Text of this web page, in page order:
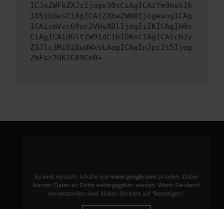
ICJoZWFkZXJzIjoge30sCiAgICAiYm9keSI6
IG51bGwsCiAgICAiZXhwZWN0IjogewogICAg
ICAicmVzcG9uc2VUeXBlIjogIiIKICAgIH0s
CiAgICAidGltZW91dCI6IDAsCiAgICAicHJv
Z3Jlc3MiOiBudWxsLAogICAgInJpc2t5Ijog
ZmFsc2UKICB9Cn0=
Es wird versucht, Inhalte von www.google.comzu laden. Dabei
können Daten an Dritte weitergegeben werden. Wenn Sie damit
einverstanden sind, klicken Sie bitte auf "Bestätigen".